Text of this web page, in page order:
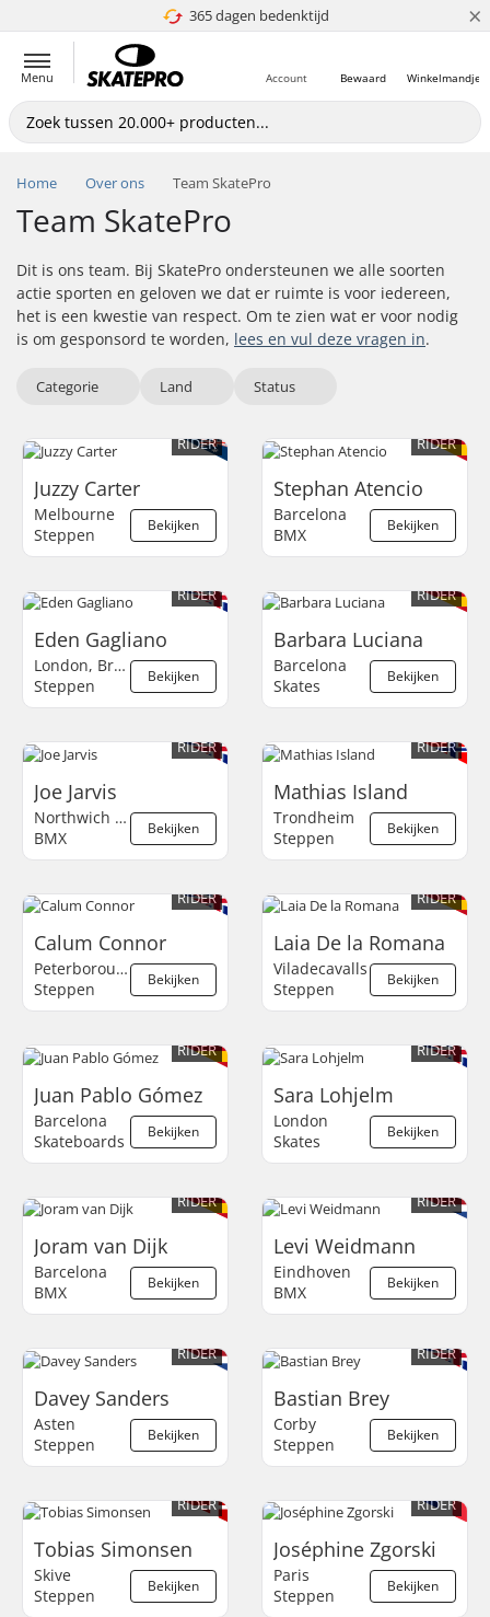
365 dagen bedenktijd
4.8 van 5 ×
Menu Winkelmandje
Bewaard
Account
Home Over ons Team SkatePro
Team SkatePro
Dit is ons team. Bij SkatePro ondersteunen we alle soorten
actie sporten en geloven we dat er ruimte is voor iedereen,
het is een kwestie van respect. Om te zien wat er voor nodig
is om gesponsord te worden, lees en vul deze vragen in.
Categorie Land Status
RIDER
Juzzy Carter
Bekijken
Melbourne
Steppen
RIDER
Stephan Atencio
Bekijken
Barcelona
BMX
RIDER
Eden Gagliano
Bekijken
London, Bracknell
Steppen
RIDER
Barbara Luciana
Bekijken
Barcelona
Skates
RIDER
Joe Jarvis
Bekijken
Northwich NW
BMX
RIDER
Mathias Island
Bekijken
Trondheim
Steppen
RIDER
Calum Connor
Bekijken
Peterborough
Steppen
RIDER
Laia De la Romana
Bekijken
Viladecavalls
Steppen
RIDER
Juan Pablo Gómez
Bekijken
Barcelona
Skateboards
RIDER
Sara Lohjelm
Bekijken
London
Skates
RIDER
Joram van Dijk
Bekijken
Barcelona
BMX
RIDER
Levi Weidmann
Bekijken
Eindhoven
BMX
RIDER
Davey Sanders
Bekijken
Asten
Steppen
RIDER
Bastian Brey
Bekijken
Corby
Steppen
RIDER
Tobias Simonsen
Bekijken
Skive
Steppen
RIDER
Joséphine Zgorski
Bekijken
Paris
Steppen